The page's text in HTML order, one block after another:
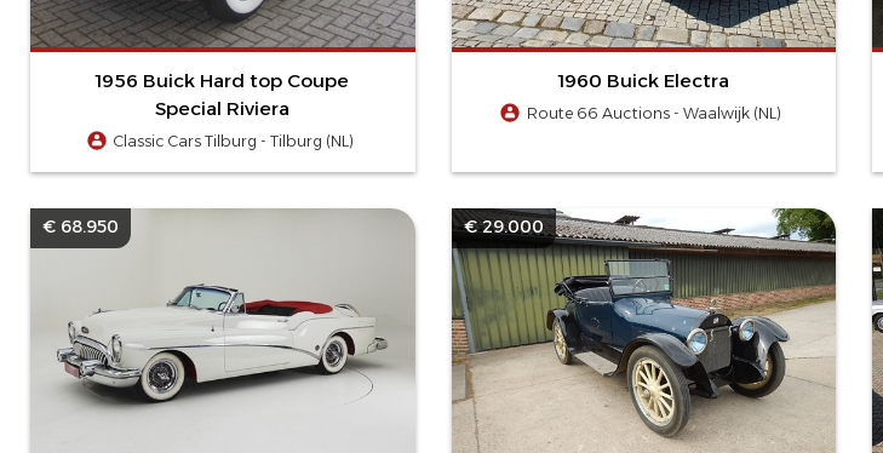
1956 Buick Hard top Coupe
Special Riviera
Classic Cars Tilburg - Tilburg (NL)
1960 Buick Electra
Route 66 Auctions - Waalwijk (NL)
€ 68.950 € 29.000